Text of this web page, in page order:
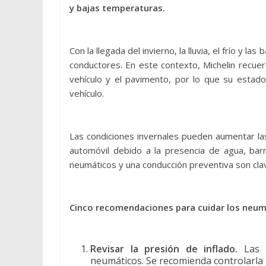
y bajas temperaturas.
Con la llegada del invierno, la lluvia, el frío y
conductores. En este contexto, Michelin
vehículo y el pavimento, por lo que su
vehículo.
Las condiciones invernales pueden aumentar
automóvil debido a la presencia de agua,
neumáticos y una conducción preventiva son
Cinco recomendaciones para cuidar los
Revisar la presión de inflado. Las
neumáticos. Se recomienda